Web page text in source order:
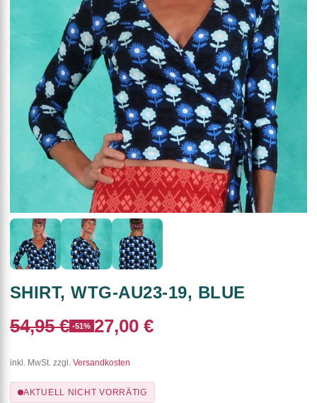
SHIRT, WTG-AU23-19, BLUE
54,95 € -51% 27,00 €
inkl. MwSt. zzgl. Versandkosten
AKTUELL NICHT VORRÄTIG